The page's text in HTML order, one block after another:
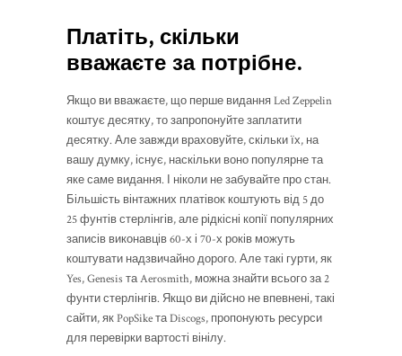
Платіть, скільки
вважаєте за потрібне.
Якщо ви вважаєте, що перше видання Led Zeppelin
коштує десятку, то запропонуйте заплатити
десятку. Але завжди враховуйте, скільки їх, на
вашу думку, існує, наскільки воно популярне та
яке саме видання. І ніколи не забувайте про стан.
Більшість вінтажних платівок коштують від 5 до
25 фунтів стерлінгів, але рідкісні копії популярних
записів виконавців 60-х і 70-х років можуть
коштувати надзвичайно дорого. Але такі гурти, як
Yes, Genesis та Aerosmith, можна знайти всього за 2
фунти стерлінгів. Якщо ви дійсно не впевнені, такі
сайти, як PopSike та Discogs, пропонують ресурси
для перевірки вартості вінілу.